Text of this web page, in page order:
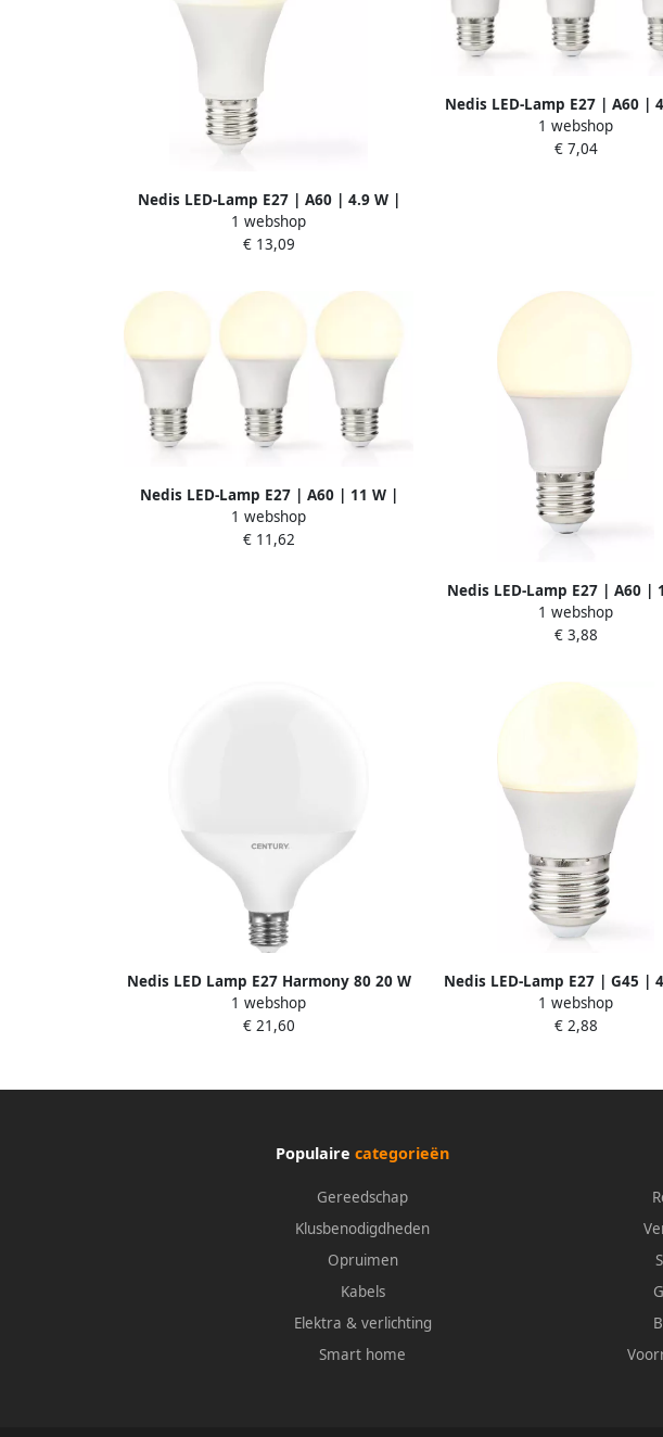
Nedis LED-Lamp E27 | A60 | 4.9 W |
470 lm | 3000 K | Wit | 1 stuks
LBPE27A601
1 webshop
€ 13,09
Nedis LED-Lamp E27 | A60 |
470 lm | 2700 K | 3 stuks | 1
LBE27A601P3
1 webshop
€ 7,04
Nedis LED-Lamp E27 | A60 | 11 W |
1055 lm | 2700 K | 3 stuks | 1 stuks
LBE27A603P3
1 webshop
€ 11,62
Nedis LED-Lamp E27 | A60 |
1055 lm | 2700 K | 1 stuks
1 webshop
€ 3,88
Nedis LED Lamp E27 Harmony 80 20 W
(120 W ) 2100 lm 3000 K HR80G120-
20273
1 webshop
€ 21,60
Nedis LED-Lamp E27 | G45 |
470 lm | 2700 K | 1 stuks
1 webshop
€ 2,88
Populaire categorieën
Gereedschap
Klusbenodigdheden
Opruimen
Kabels
Elektra & verlichting
Smart home